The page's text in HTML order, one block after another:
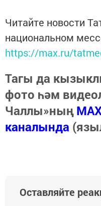
Читайте новости
национальном
https://max.ru/
Тагы да
фото һәм
Чаллы»ның
каналында
Оставляйте